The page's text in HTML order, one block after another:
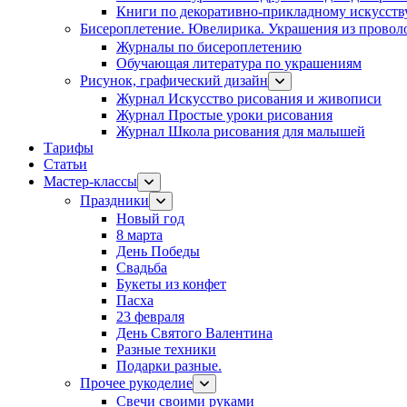
Книги по декоративно-прикладному
Бисероплетение. Ювелирика. Украшения из
Журналы по бисероплетению
Обучающая литература по украшениям
Рисунок, графический дизайн
Журнал Искусство рисования и живописи
Журнал Простые уроки рисования
Журнал Школа рисования для малышей
Тарифы
Статьи
Мастер-классы
Праздники
Новый год
8 марта
День Победы
Свадьба
Букеты из конфет
Пасха
23 февраля
День Святого Валентина
Разные техники
Подарки разные.
Прочее рукоделие
Свечи своими руками